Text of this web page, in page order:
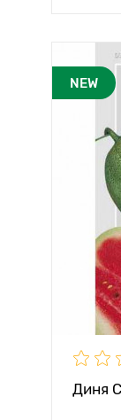
NEW
Диня